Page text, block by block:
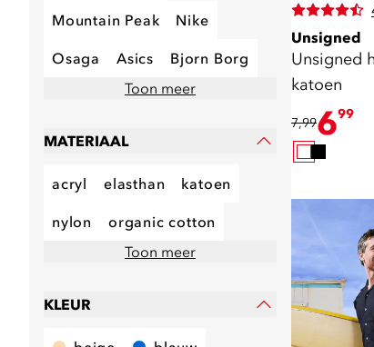
Mountain Peak Nike
Osaga Asics
Bjorn Borg
Toon meer
MATERIAAL
acryl elasthan katoen
nylon
organic cotton
Toon meer
KLEUR
Unsigned
Unsigned
katoen
7,99699